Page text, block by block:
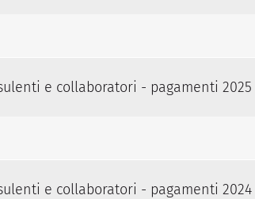
e collaboratori - pagamenti 2025
e collaboratori - pagamenti 2024